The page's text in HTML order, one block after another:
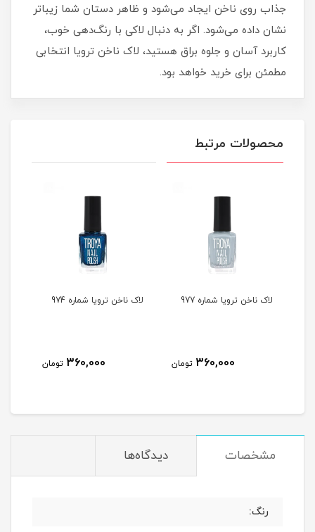
جذاب روی ناخن ایجاد می‌شود و ظاهر دستان شما زیباتر
نشان داده می‌شود. اگر به دنبال لاکی با رنگ‌دهی خوب،
کاربرد آسان و جلوه براق هستید، لاک ناخن ترویا انتخابی
مطمئن برای خرید خواهد بود.
محصولات مرتبط
لاک ناخن ترویا شماره 977
360,000 تومان
لاک ناخن ترویا شماره 974
360,000 تومان
مشخصات دیدگاه‌ها
رنگ: